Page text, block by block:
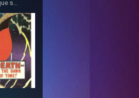
s...